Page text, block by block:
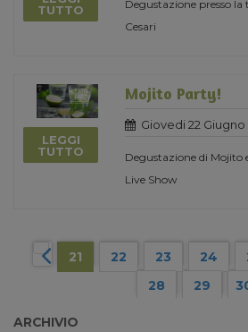
TUTTO
Degustazione presso
Cesari
LEGGI
TUTTO
Mojito Party!
Giovedi 22 Giugno
Degustazione di Mojito
Live Show
21 22 23 24
28
29
ARCHIVIO